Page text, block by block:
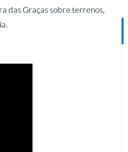
das Graças sobre terrenos,